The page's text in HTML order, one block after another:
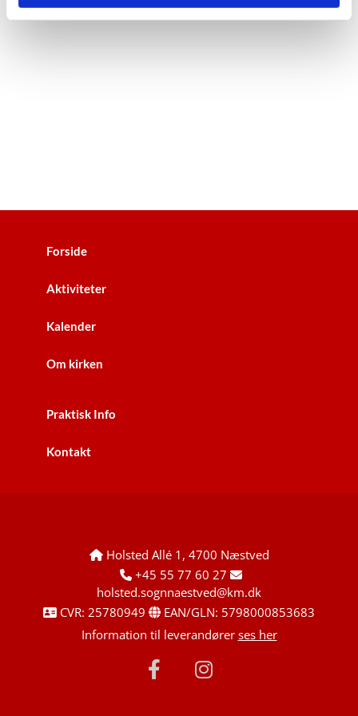
Forside
Aktiviteter
Kalender
Om kirken
Praktisk Info
Kontakt
Holsted Allé 1, 4700 Næstved
+45 55 77 60 27 
holsted.sognnaestved@km.dk
 CVR: 25780949  EAN/GLN: 5798000853683
Information til leverandører ses her